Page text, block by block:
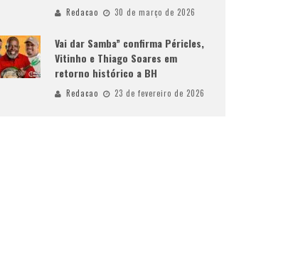
Redacao 30 de março de 2026
Vai dar Samba” confirma Péricles,
Vitinho e Thiago Soares em
retorno histórico a BH
Redacao 23 de fevereiro de 2026